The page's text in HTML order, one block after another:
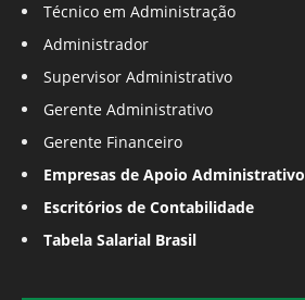
Técnico em Administração
Administrador
Supervisor Administrativo
Gerente Administrativo
Gerente Financeiro
Empresas de Apoio Administrativo
Escritórios de Contabilidade
Tabela Salarial Brasil